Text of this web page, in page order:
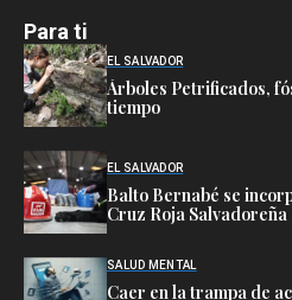
Para ti
EL SALVADOR
Árboles Petrificados,
tiempo
EL SALVADOR
Balto Bernabé se
Cruz Roja Salvadoreña
SALUD MENTAL
Caer en la trampa de